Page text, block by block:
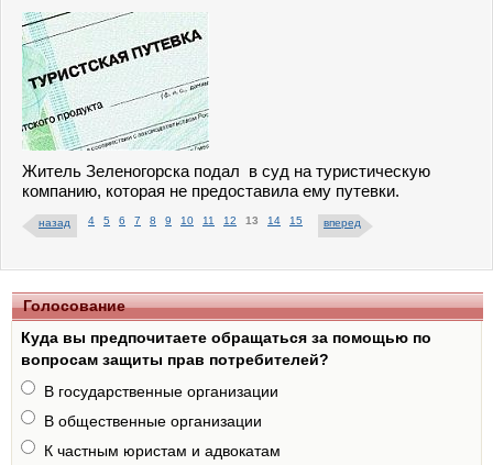
Житель Зеленогорска подал в суд на туристическую
компанию, которая не предоставила ему путевки.
назад 4 5 6 7 8 9 10 11 12 13 14 15 вперед
Голосование
Куда вы предпочитаете обращаться за помощью по
вопросам защиты прав потребителей?
В государственные организации
В общественные организации
К частным юристам и адвокатам